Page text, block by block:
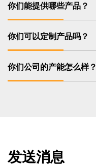
你们能提供哪些产品？
你们可以定制产品吗？
你们公司的产能怎么样？
发送消息